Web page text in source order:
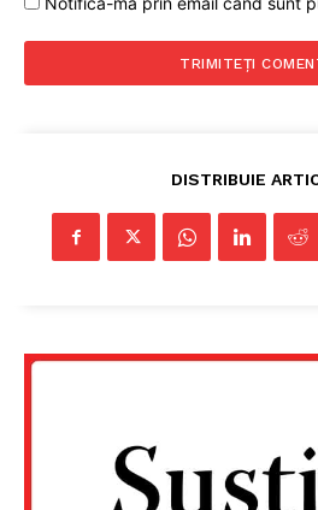
DISTRIBUIE